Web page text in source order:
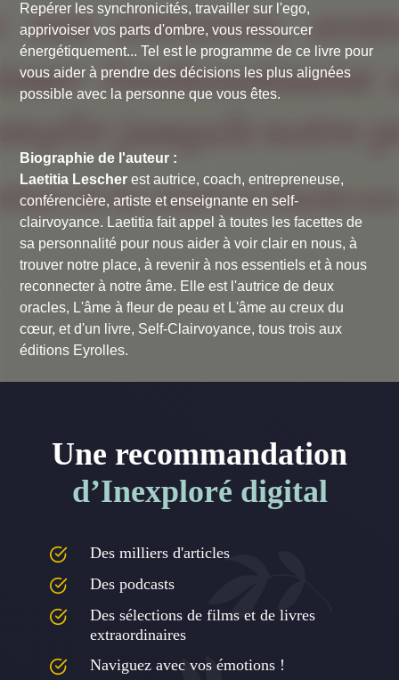
Repérer les synchronicités, travailler sur l'ego,
apprivoiser vos parts d'ombre, vous ressourcer
énergétiquement... Tel est le programme de ce livre pour
vous aider à prendre des décisions les plus alignées
possible avec la personne que vous êtes.
Biographie de l'auteur :
Laetitia Lescher est autrice, coach, entrepreneuse,
conférencière, artiste et enseignante en self-
clairvoyance. Laetitia fait appel à toutes les facettes de
sa personnalité pour nous aider à voir clair en nous, à
trouver notre place, à revenir à nos essentiels et à nous
reconnecter à notre âme. Elle est l'autrice de deux
oracles, L'âme à fleur de peau et L'âme au creux du
cœur, et d'un livre, Self-Clairvoyance, tous trois aux
éditions Eyrolles.
Une recommandation
d’Inexploré digital
Des milliers d'articles
Des podcasts
Des sélections de films et de livres
extraordinaires
Naviguez avec vos émotions !